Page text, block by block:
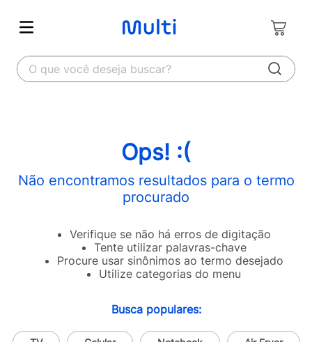
O que você deseja buscar?
Ops! :(
Não encontramos resultados para o termo
procurado
Verifique se não há erros de digitação
Tente utilizar palavras-chave
Procure usar sinônimos ao termo desejado
Utilize categorias do menu
Busca populares: